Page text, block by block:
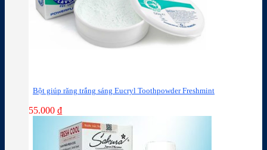
Bột giúp răng trắng sáng Eucryl Toothpowder Freshmint
55.000 ₫